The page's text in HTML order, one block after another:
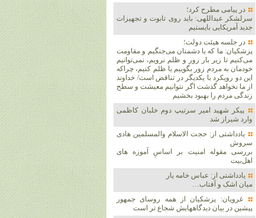
در پیامی مطرح کرد؛
سرلشکر عبداللهی: باید روی تابوت و تجهیزات
جدید آمریکایی بایستیم
در جلسه هیئت دولت؛
پزشکیان: ما که با دشمنان می‌جنگیم و مقاومت
می‌کنیم تا زیر بار زور و ظلم نرویم، نمی‌توانیم
خودمان به مردم زور بگوییم یا ظلم کنیم، چراکه
این دو رویکرد با یکدیگر در تناقض است/ خداوند
از ما نخواهد گذشت اگر نتوانیم معیشت و سطح
زندگی مردم را بهبود بخشیم
پیکر شهید امیر سرتیپ دوم خلبان کاظمی
وارد شیراز شد
یادداشتی از: حجت الاسلام والمسلمین هادی
سروش
بررسی مقوله امنیت بر اساسِ آموزه های
اهل‌بیت
یادداشتی از: عباس خامه یار
میان اشک و آفتاب…
غرویان: پزشکیان از همه روسای جمهور
پیشین در بیان دیدگاههایش شجاع تر است